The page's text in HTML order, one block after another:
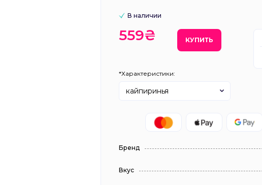
В наличии
559₴ КУПИТЬ
*Характеристики:
кайпиринья
Бренд
Вкус